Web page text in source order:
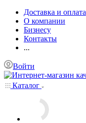
Доставка и оплата
О компании
Бизнесу
Контакты
...
Войти
Каталог